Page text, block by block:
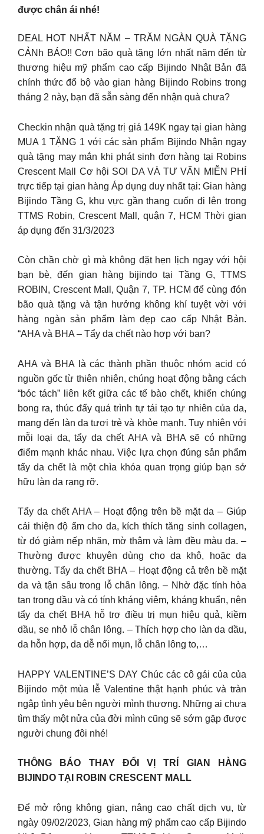
được chân ái nhé!
DEAL HOT NHẤT NĂM – TRĂM NGÀN QUÀ TẶNG
CẢNh BÁO!! Cơn bão quà tặng lớn nhất năm đến từ
thương hiệu mỹ phẩm cao cấp Bijindo Nhật Bản đã
chính thức đổ bộ vào gian hàng Bijindo Robins trong
tháng 2 này, bạn đã sẵn sàng đến nhận quà chưa?
Checkin nhận quà tặng trị giá 149K ngay tại gian hàng
MUA 1 TẶNG 1 với các sản phẩm Bijindo Nhận ngay
quà tặng may mắn khi phát sinh đơn hàng tại Robins
Crescent Mall Cơ hội SOI DA VÀ TƯ VẤN MIỄN PHÍ
trực tiếp tại gian hàng Áp dụng duy nhất tại: Gian hàng
Bijindo Tầng G, khu vực gần thang cuốn đi lên trong
TTMS Robin, Crescent Mall, quận 7, HCM Thời gian
áp dụng đến 31/3/2023
Còn chần chờ gì mà không đặt hẹn lịch ngay với hội
bạn bè, đến gian hàng bijindo tại Tầng G, TTMS
ROBIN, Crescent Mall, Quận 7, TP. HCM để cùng đón
bão quà tặng và tận hưởng không khí tuyệt vời với
hàng ngàn sản phẩm làm đẹp cao cấp Nhật Bản.
“AHA và BHA – Tẩy da chết nào hợp với bạn?
AHA và BHA là các thành phần thuộc nhóm acid có
nguồn gốc từ thiên nhiên, chúng hoạt động bằng cách
“bóc tách” liên kết giữa các tế bào chết, khiến chúng
bong ra, thúc đẩy quá trình tự tái tạo tự nhiên của da,
mang đến làn da tươi trẻ và khỏe mạnh. Tuy nhiên với
mỗi loại da, tẩy da chết AHA và BHA sẽ có những
điểm mạnh khác nhau. Việc lựa chọn đúng sản phẩm
tẩy da chết là một chìa khóa quan trọng giúp bạn sở
hữu làn da rạng rỡ.
Tẩy da chết AHA – Hoạt động trên bề mặt da – Giúp
cải thiện độ ẩm cho da, kích thích tăng sinh collagen,
từ đó giảm nếp nhăn, mờ thâm và làm đều màu da. –
Thường được khuyên dùng cho da khô, hoặc da
thường. Tẩy da chết BHA – Hoạt động cả trên bề mặt
da và tận sâu trong lỗ chân lông. – Nhờ đặc tính hòa
tan trong dầu và có tính kháng viêm, kháng khuẩn, nên
tẩy da chết BHA hỗ trợ điều trị mụn hiệu quả, kiềm
dầu, se nhỏ lỗ chân lông. – Thích hợp cho làn da dầu,
da hỗn hợp, da dễ nổi mụn, lỗ chân lông to,…
HAPPY VALENTINE’S DAY Chúc các cô gái của của
Bijindo một mùa lễ Valentine thật hạnh phúc và tràn
ngập tình yêu bên người mình thương. Những ai chưa
tìm thấy một nửa của đời mình cũng sẽ sớm gặp được
người chung đôi nhé!
THÔNG BÁO THAY ĐỔI VỊ TRÍ GIAN HÀNG
BIJINDO TẠI ROBIN CRESCENT MALL
Để mở rộng không gian, nâng cao chất dịch vụ, từ
ngày 09/02/2023, Gian hàng mỹ phẩm cao cấp Bijindo